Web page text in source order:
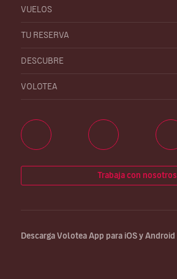
VUELOS
TU RESERVA
DESCUBRE
VOLOTEA
Trabaja con nosotros
Descarga Volotea App para iOS y Android